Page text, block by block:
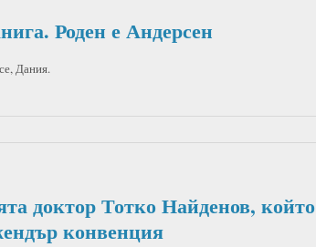
Роден е Андерсен
Дания.
доктор Тотко Найденов, който
конвенция